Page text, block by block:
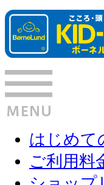
はじめて
ご利用料